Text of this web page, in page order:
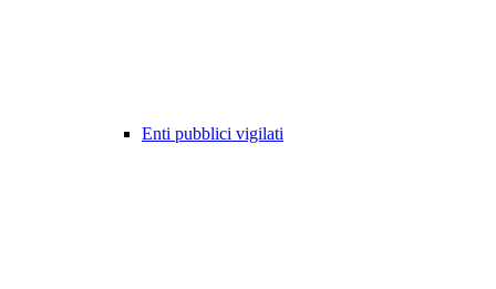
Enti pubblici vigilati